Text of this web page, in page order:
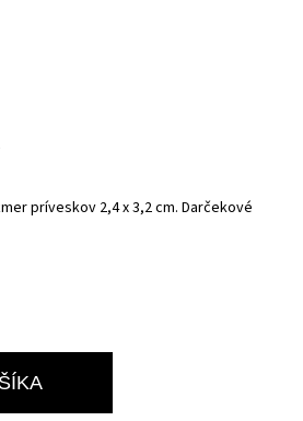
príveskov 2,4 x 3,2 cm. Darčekové